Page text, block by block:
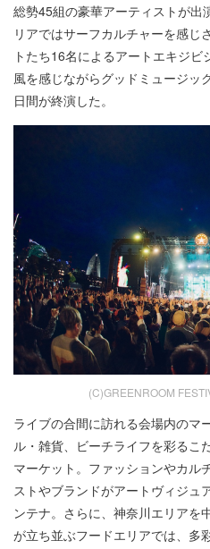
総勢45組の豪華アーティストが出
リアではサーフカルチャーを感じ
トたち16名によるアートエキジ
風を感じながらグッドミュージッ
日間が終演した。
(C)GREENROOM
ライブの合間に訪れる会場内のマ
ル・雑貨、ビーチライフを彩るこ
マーケット。ファッションやカル
ストやブランドがアートヴィジュ
ンテナ。さらに、神奈川エリアを
が立ち並ぶフードエリアでは、多